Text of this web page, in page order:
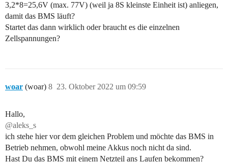
3,2*8=25,6V (max. 77V) (weil ja 8S kleinste Einheit ist) anliegen,
damit das BMS läuft?
Startet das dann wirklich oder braucht es die einzelnen
Zellspannungen?
woar (woar) 23. Oktober 2022 um 09:59
8
Hallo,
@aleks_s
ich stehe hier vor dem gleichen Problem und möchte das BMS in
Betrieb nehmen, obwohl meine Akkus noch nicht da sind.
Hast Du das BMS mit einem Netzteil ans Laufen bekommen?